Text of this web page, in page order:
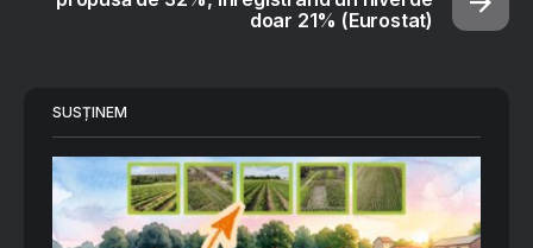
doar 21% (Eurostat)
SUSȚINEM